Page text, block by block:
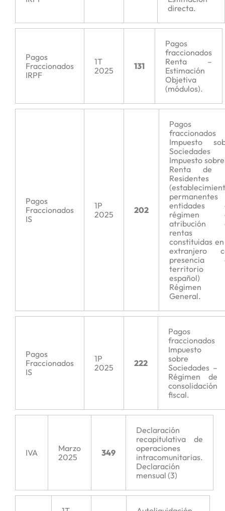
directa.
Pagos
Fraccionados
IRPF
1T
2025
131
Pagos
fraccionados
Renta –
Estimación
Objetiva
(módulos).
Pagos
Fraccionados
IS
1P
2025
202
Pagos
fraccionados
Impuesto
Impuesto
Renta de
Residentes
entidades
régimen
atribución
rentas
constituidas
extranjero
presencia
territorio
español)
Régimen
General.
Pagos
Fraccionados
IS
1P
2025
222
Pagos
fraccionados
Impuesto
sobre
Sociedades –
Régimen de
consolidación
fiscal.
IVA
Marzo
2025
349
Declaración
recapitulativa de
operaciones
intracomunitarias.
Declaración
mensual (3)